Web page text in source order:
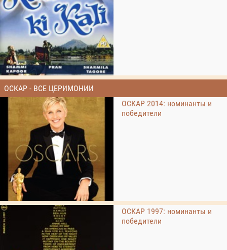
ОСКАР - ВСЕ ЦЕРИМОНИИ
ОСКАР 2014: номинанты и
победители
ОСКАР 1997: номинанты и
победители